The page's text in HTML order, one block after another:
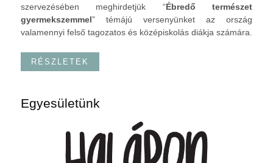
szervezésében meghirdetjük “Ébredő természet
gyermekszemmel” témájú versenyünket az ország
valamennyi felső tagozatos és középiskolás diákja számára.
RÉSZLETEK
Egyesületünk